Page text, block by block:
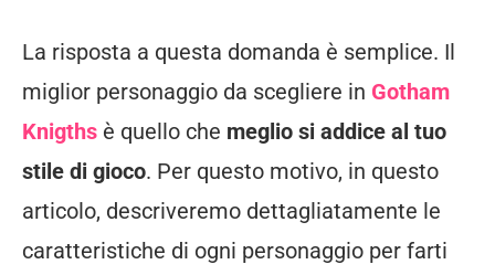
La risposta a questa domanda è semplice. Il
miglior personaggio da scegliere in Gotham
Knigths è quello che meglio si addice al tuo
stile di gioco. Per questo motivo, in questo
articolo, descriveremo dettagliatamente le
caratteristiche di ogni personaggio per farti